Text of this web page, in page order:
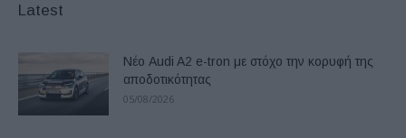
Latest
Νέο Audi A2 e-tron με στόχο την κορυφή της
αποδοτικότητας
05/08/2026